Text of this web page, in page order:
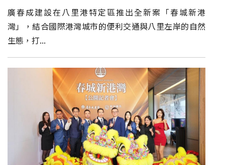
廣春成建設在八里港特定區推出全新案「春城新港
灣」，結合國際港灣城市的便利交通與八里左岸的自然
生態，打...